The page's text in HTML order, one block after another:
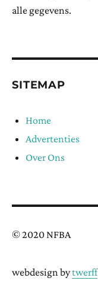
alle gegevens.
SITEMAP
Home
Advertenties
Over Ons
© 2020 NFBA
webdesign bytwerff